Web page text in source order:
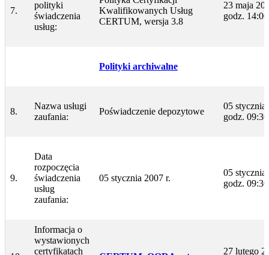
7.
polityki
świadczenia
usług:
Kwalifikowanych Usług
CERTUM, wersja 3.8
23 maja
godz.
Polityki archiwalne
8.
Nazwa usługi
zaufania:
Poświadczenie depozytowe
05 stycznia
godz.
9.
Data
rozpoczęcia
świadczenia
usług
zaufania:
05 stycznia 2007 r.
05 stycznia
godz.
Informacja o
wystawionych
certyfikatach
27 lutego